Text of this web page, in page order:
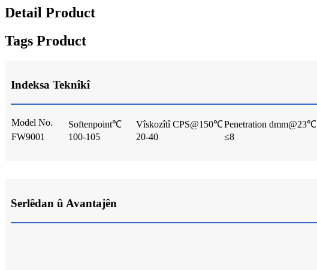
Detail Product
Tags Product
Indeksa Teknîkî
Model No. Softenpoint℃ Vîskozîtî CPS@150℃Penetration dmm@23℃
FW9001
100-105 20-40 ≤8
Serlêdan û Avantajên